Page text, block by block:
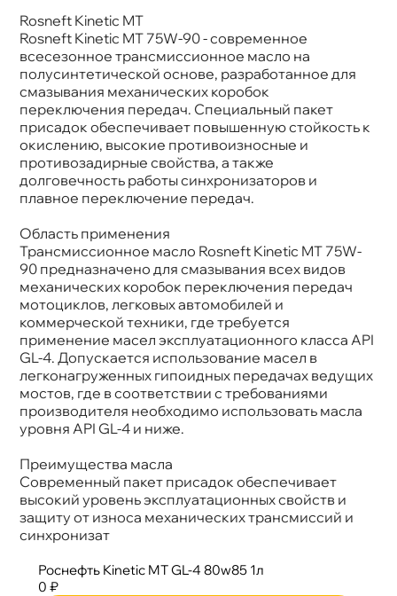
Rosneft Kinetic MT
Rosneft Kinetic MT 75W-90 - современное
сесезонное трансмиссионное масло на
полусинтетической основе, разработанное для
смазывания механических коробок
переключения передач. Специальный пакет
присадок обеспечивает повышенную стойкость к
окислению, высокие противоизносные и
противозадирные свойства, а также
долговечность работы синхронизаторов и
плавное переключение передач.
Область применения
Трансмиссионное масло Rosneft Kinetic MT 75W-
90 предназначено для смазывания всех видо
механических коробок переключения передач
мотоциклов, легковых автомобилей и
коммерческой техники, где требуется
применение масел эксплуатационного класса API
GL-4. Допускается использование масел
легконагруженных гипоидных передачах ведущих
мостов, где в соответствии с требованиями
производителя необходимо использовать масла
уровня API GL-4 и ниже.
Преимущества масла
Современный пакет присадок обеспечивает
ысокий уровень эксплуатационных свойств и
защиту от износа механических трансмиссий и
синхронизат
Бренд
Роснефть
Объем
1л
Роснефть Kinetic MT GL-4 80w85 1л
0 ₽